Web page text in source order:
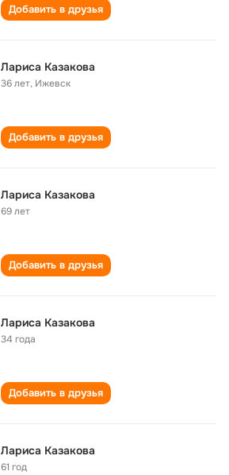
Добавить в друзья
Лариса Кaзaковa
36 лет, Ижевск
Добавить в друзья
Лариса Казакова
69 лет
Добавить в друзья
Лариса Казакова
34 года
Добавить в друзья
Лариса Казакова
61 год